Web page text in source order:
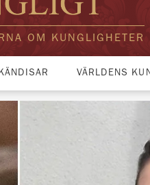
OM KUNGLIGHETER
VÄRLDENS